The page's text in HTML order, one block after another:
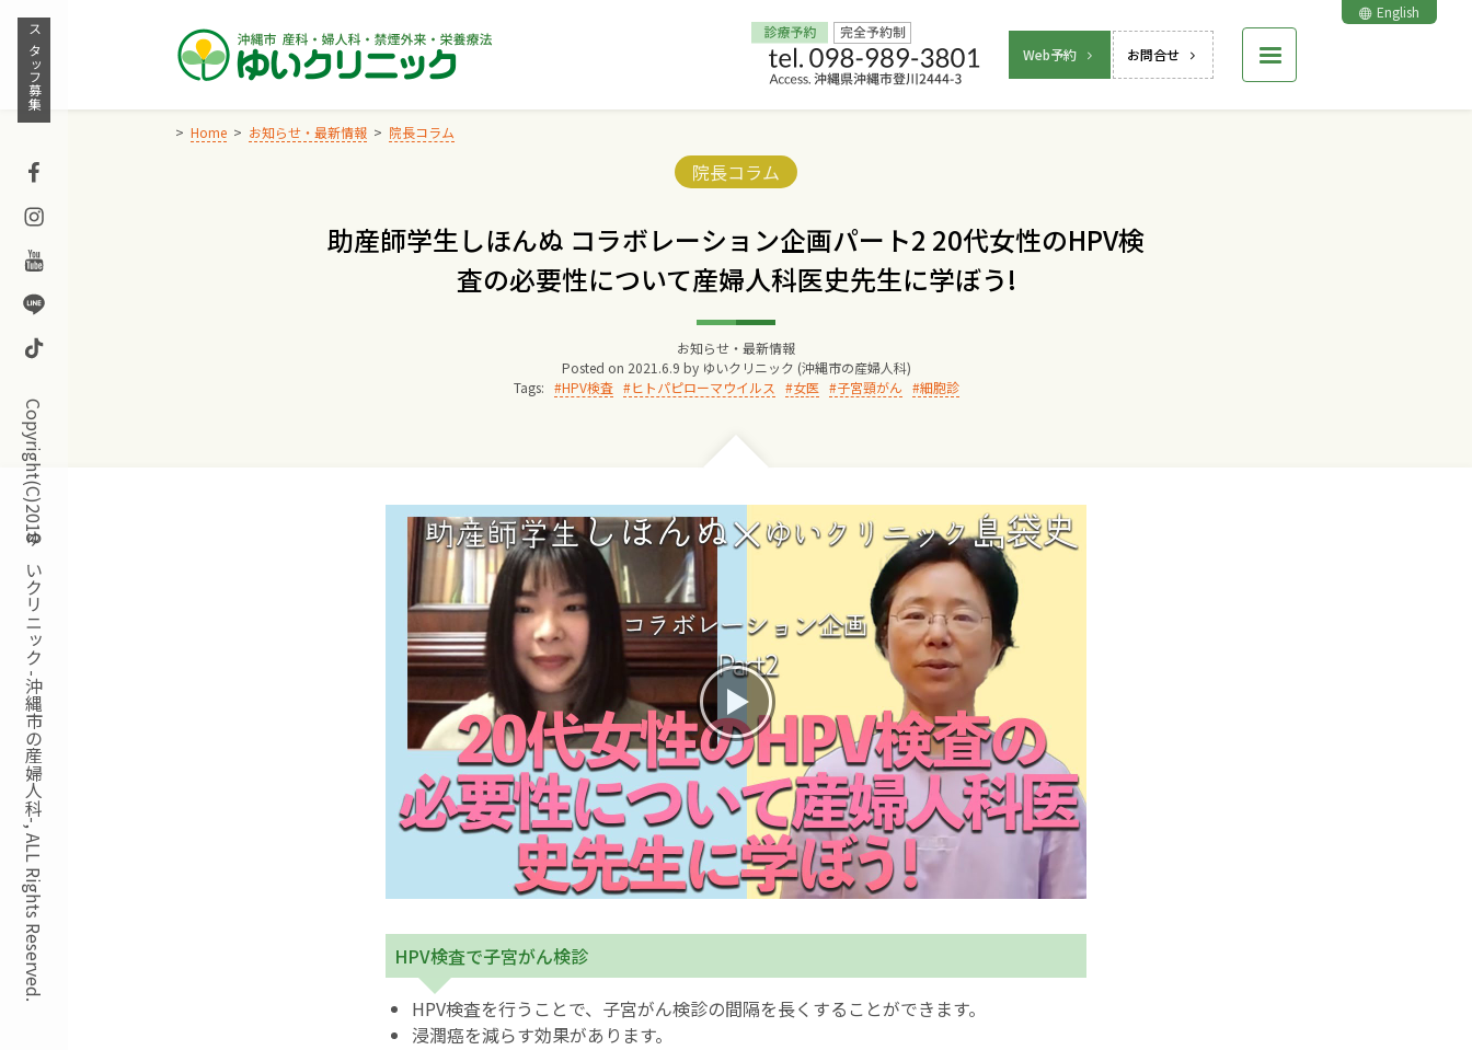
Skip
content
Web予約 お問合せ
English
スタッフ募集
Facebook
Instagram
Youtube
Line
TikTok
Copyright(C)2018ゆいクリニック -沖縄市の産婦人科-, ALL Rights Reserved.
Home お知らせ・最新情報 院長コラム
Categories:
院長コラム
助産師学生しほんぬ コラボレーション企画パート2 20代女性のHPV検
査の必要性について産婦人科医史先生に学ぼう!
お知らせ・最新情報
Posted on 2021.6.9 by ゆいクリニック (沖縄市の産婦人科)
Tags:
HPV検査 ヒトパピローマウイルス 女医 子宮頸がん 細胞診
HPV検査で子宮がん検診
HPV検査を行うことで、子宮がん検診の間隔を長くすることができます。
浸潤癌を減らす効果があります。
Home
院長からのごあいさつ
ゆいクリニックの経営理念
お産について
親と子の結びつき支援
母乳育児
予防接種
その他の診療内容
‘さんルーム’ でさまざまな講座・クラス
遠方にお住まいで当院での出産を希望される方へ